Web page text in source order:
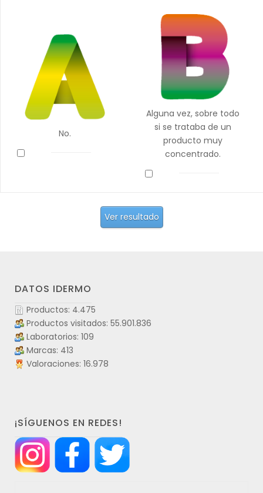
No.
Alguna vez, sobre todo
si se trataba de un
producto muy
concentrado.
DATOS IDERMO
Productos: 4.475
Productos visitados: 55.901.836
Laboratorios: 109
Marcas: 413
Valoraciones: 16.978
¡SÍGUENOS EN REDES!